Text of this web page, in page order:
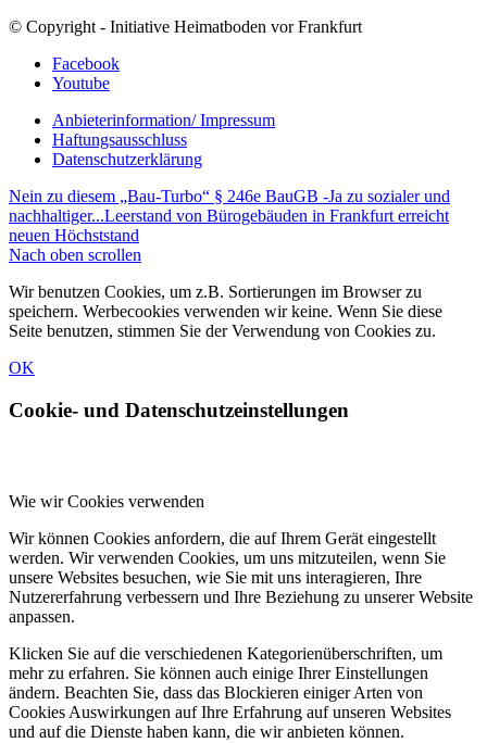
© Copyright - Initiative Heimatboden vor Frankfurt
Facebook
Youtube
Anbieterinformation/ Impressum
Haftungsausschluss
Datenschutzerklärung
Nein zu diesem „Bau-Turbo“ § 246e BauGB -Ja zu sozialer und
nachhaltiger...Leerstand von Bürogebäuden in Frankfurt erreicht
neuen Höchststand
Nach oben scrollen
Wir benutzen Cookies, um z.B. Sortierungen im Browser zu
speichern. Werbecookies verwenden wir keine. Wenn Sie diese
Seite benutzen, stimmen Sie der Verwendung von Cookies zu.
OK
Cookie- und Datenschutzeinstellungen
Wie wir Cookies verwenden
Wir können Cookies anfordern, die auf Ihrem Gerät eingestellt
werden. Wir verwenden Cookies, um uns mitzuteilen, wenn Sie
unsere Websites besuchen, wie Sie mit uns interagieren, Ihre
Nutzererfahrung verbessern und Ihre Beziehung zu unserer Website
anpassen.
Klicken Sie auf die verschiedenen Kategorienüberschriften, um
mehr zu erfahren. Sie können auch einige Ihrer Einstellungen
ändern. Beachten Sie, dass das Blockieren einiger Arten von
Cookies Auswirkungen auf Ihre Erfahrung auf unseren Websites
und auf die Dienste haben kann, die wir anbieten können.